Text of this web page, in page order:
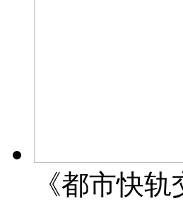
《都市快